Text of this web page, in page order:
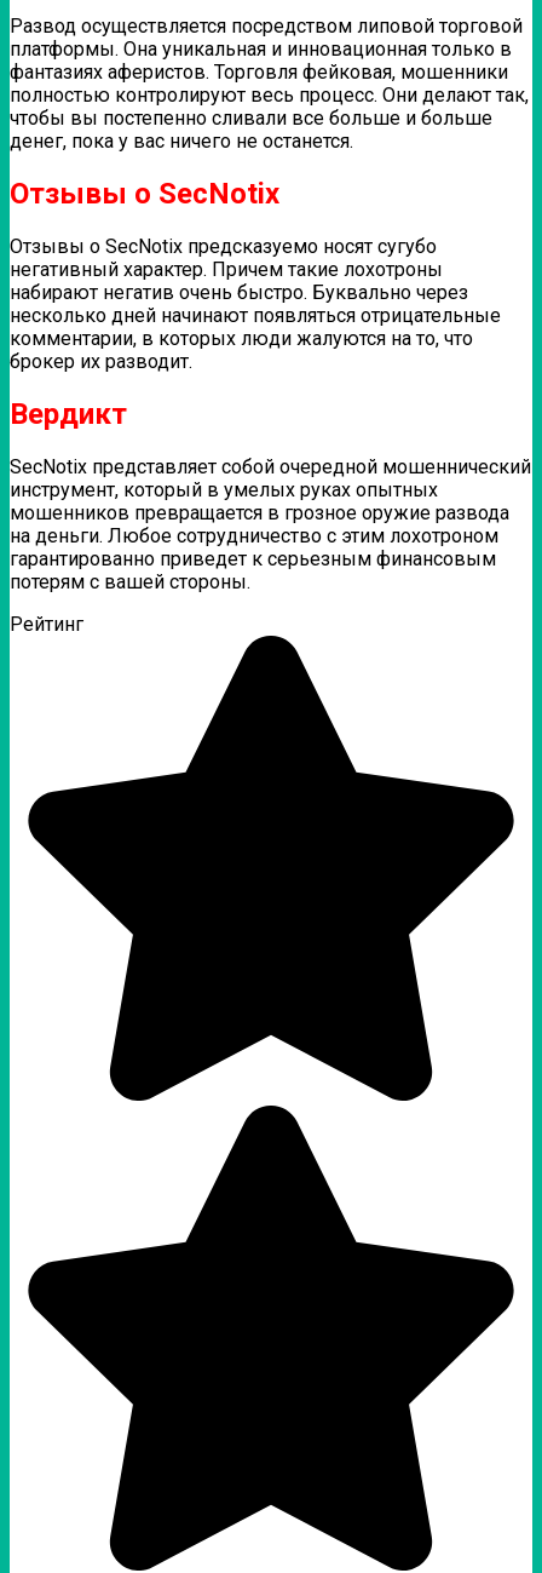
Развод осуществляется посредством липовой торговой
платформы. Она уникальная и инновационная только в
фантазиях аферистов. Торговля фейковая, мошенники
полностью контролируют весь процесс. Они делают так,
чтобы вы постепенно сливали все больше и больше
денег, пока у вас ничего не останется.
Отзывы о SecNotix
Отзывы о SecNotix предсказуемо носят сугубо
негативный характер. Причем такие лохотроны
набирают негатив очень быстро. Буквально через
несколько дней начинают появляться отрицательные
комментарии, в которых люди жалуются на то, что
брокер их разводит.
Вердикт
SecNotix представляет собой очередной мошеннический
инструмент, который в умелых руках опытных
мошенников превращается в грозное оружие развода
на деньги. Любое сотрудничество с этим лохотроном
гарантированно приведет к серьезным финансовым
потерям с вашей стороны.
Рейтинг